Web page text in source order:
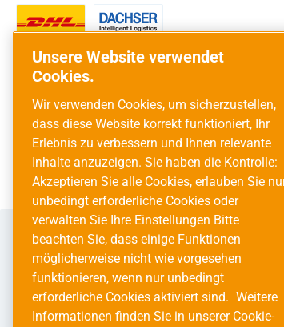
Unsere Website verwendet
Cookies.
Wir verwenden Cookies, um sicherzustellen,
dass diese Website korrekt funktioniert, Ihr
Erlebnis zu verbessern und Ihnen relevante
Inhalte anzuzeigen. Sie haben die Kontrolle:
Akzeptieren Sie alle Cookies, erlauben Sie
unbedingt erforderliche Cookies oder
verwalten Sie Ihre Einstellungen Bitte
beachten Sie, dass einige Funktionen
möglicherweise nicht wie vorgesehen
funktionieren, wenn nur unbedingt
erforderliche Cookies aktiviert sind. Weitere
Informationen finden Sie in unserer Cookie-